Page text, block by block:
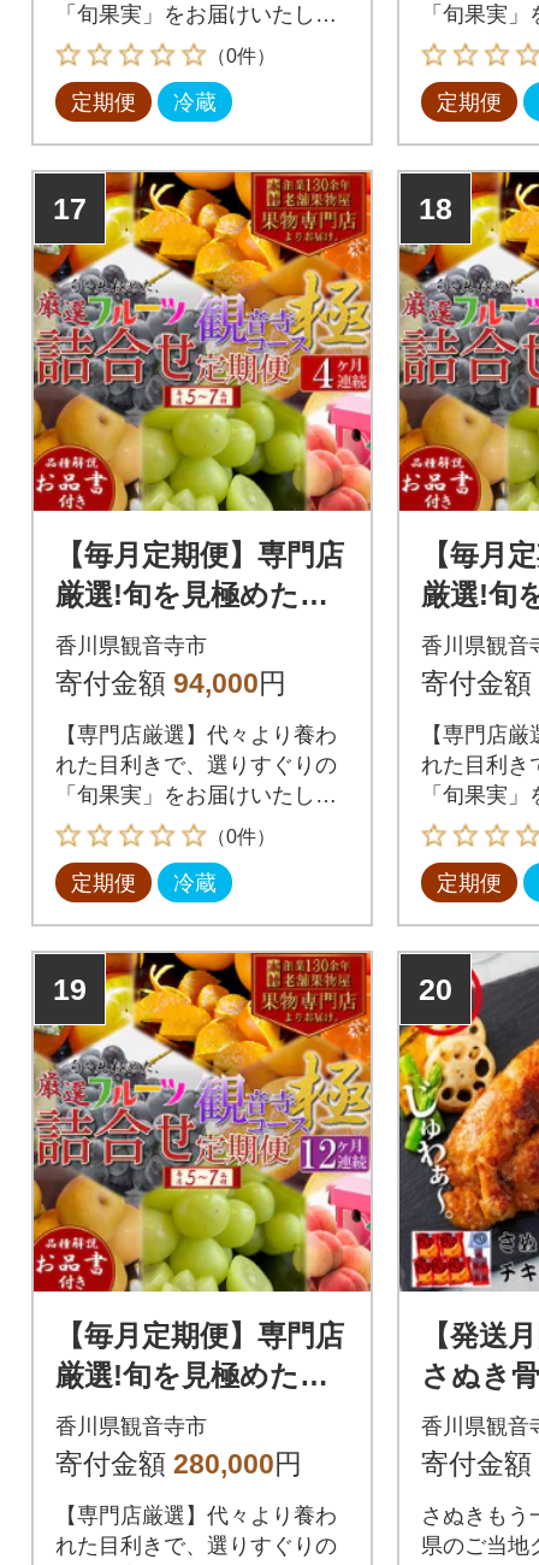
「旬果実」をお届けいたしま
す!
（0件）
定期便 冷蔵
「旬果実
す!
定期便
17
【毎月定期便】専門店
厳選!旬を見極めた、
厳選フルーツ詰合せ
【観音寺コース-極-】
香川県観音寺市
寄付金額 94,000円
【専門店厳選】代々より養わ
れた目利きで、選りすぐりの
「旬果実」をお届けいたしま
す!
（0件）
定期便 冷蔵
18
【毎月
厳選!旬
厳選フ
【観音
香川県観音
寄付金額
【専門店
れた目利き
「旬果実
す!
定期便
19
【毎月定期便】専門店
厳選!旬を見極めた、
厳選フルーツ詰合せ
【観音寺コース-極-】
香川県観音寺市
寄付金額 280,000円
【専門店厳選】代々より養わ
れた目利きで、選りすぐりの
20
【発送
さぬき
本セッ
香川県観音
寄付金額
さぬきもう
県のご当地